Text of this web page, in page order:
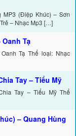
MP3 (Điệp Khúc) – Sơn
– Nhạc Mp3 […]
Tạ
Tạ Thể loại: Nhạc
Tay – Tiểu Mỹ
Tay – Tiểu Mỹ Thể
– Quang Hùng